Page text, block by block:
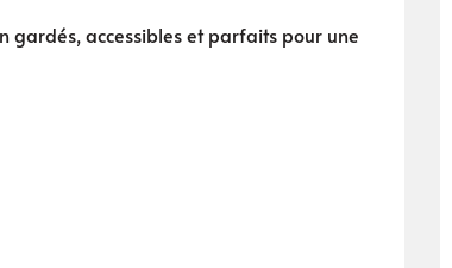
gardés, accessibles et parfaits pour une